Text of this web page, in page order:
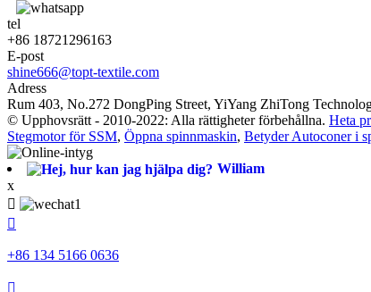
tel
+86 18721296163
E-post
shine666@topt-textile.com
Adress
Rum 403, No.272 DongPing Street, YiYang ZhiTong
© Upphovsrätt - 2010-2022: Alla rättigheter förbehållna. Heta
Stegmotor för SSM, Öppna spinnmaskin, Betyder Autoconer i
William
x


+86 134 5166 0636
